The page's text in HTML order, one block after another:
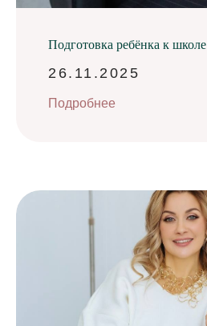
Подготовка ребёнка к школе
26.11.2025
Подробнее